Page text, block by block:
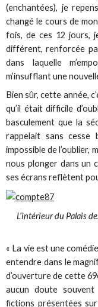
(enchantées), je
changé le cours de
fois, de ces 12 jours,
différent, renforcée
dans laquelle
m’insufflant une
Bien sûr, cette année,
qu’il était difficile
basculement que la
rappelait sans cesse
impossible de l’oublier,
nous plonger dans un
ses écrans reflètent
L’intérieur du Palais
« La vie est une
entendre dans le
d’ouverture de cette
aucun doute souvent
fictions présentées